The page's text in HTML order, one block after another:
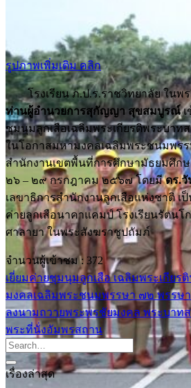
รูปภาพเพิ่มเติม คลิก
โรงเรียน ภ.ป.ร.ราชวิทยาลัย ในพร
ท่านผู้อำนวยการสุกัญญา สุขสมบูรณ์เ
ชุมนุมลูกเสือเฉลิมพระเกียรติพระบาทส
ในโอกาสมหามงคลเฉลิมพระชนมพร
สำนักงานเขตพื้นที่การศึกษามัธยมศึก
๒๖ – ๒๙ กรกฎาคม ๒๕๖๗ โดยมีดร.
เลขาธิการสำนักงานลูกเสือแห่งชาติ เ
ค่ายลูกเสือนาคาแคมป์ โรงเรียนรัตน
ศาลายา ในพระสังฆราชูปถัมภ์
จำนวนผู้เข้าชม : 372
เยี่ยมค่ายชุมนุมลูกเสือ เฉลิมพระเกียร
มงคลเฉลิมพระชนมพรรษา ๗๒ พรรษา
ลงนามถวายพระพรชัยมงคล พระบาท
พระที่นั่งอัมพรสถาน
เรื่องล่าสุด